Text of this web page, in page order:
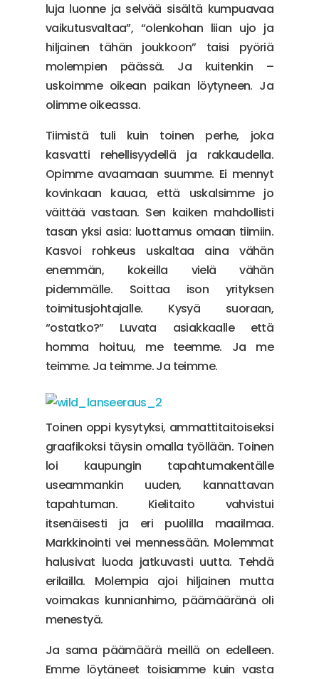
luja luonne ja selvää sisältä kumpuavaa
vaikutusvaltaa”, “olenkohan liian ujo ja
hiljainen tähän joukkoon” taisi pyöriä
molempien päässä. Ja kuitenkin –
uskoimme oikean paikan löytyneen. Ja
olimme oikeassa.
Tiimistä tuli kuin toinen perhe, joka
kasvatti rehellisyydellä ja rakkaudella.
Opimme avaamaan suumme. Ei mennyt
kovinkaan kauaa, että uskalsimme jo
väittää vastaan. Sen kaiken mahdollisti
tasan yksi asia: luottamus omaan tiimiin.
Kasvoi rohkeus uskaltaa aina vähän
enemmän, kokeilla vielä vähän
pidemmälle. Soittaa ison yrityksen
toimitusjohtajalle. Kysyä suoraan,
“ostatko?” Luvata asiakkaalle että
homma hoituu, me teemme. Ja me
teimme. Ja teimme. Ja teimme.
Toinen oppi kysytyksi, ammattitaitoiseksi
graafikoksi täysin omalla työllään. Toinen
loi kaupungin tapahtumakentälle
useammankin uuden, kannattavan
tapahtuman. Kielitaito vahvistui
itsenäisesti ja eri puolilla maailmaa.
Markkinointi vei mennessään. Molemmat
halusivat luoda jatkuvasti uutta. Tehdä
erilailla. Molempia ajoi hiljainen mutta
voimakas kunnianhimo, päämääränä oli
menestyä.
Ja sama päämäärä meillä on edelleen.
Emme löytäneet toisiamme kuin vasta